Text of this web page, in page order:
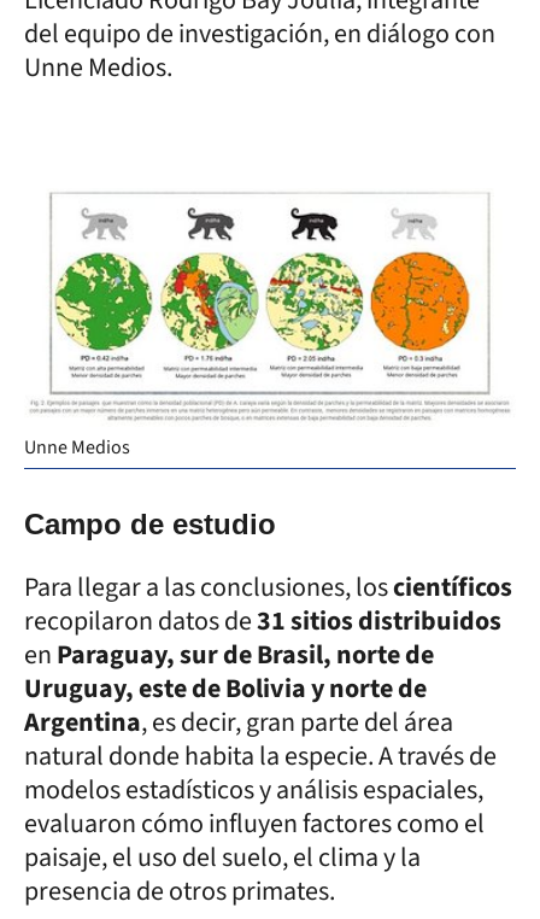
del equipo de investigación, en diálogo con
Unne Medios.
Unne Medios
Campo de estudio
Para llegar a las conclusiones, loscientíficos
recopilaron datos de31 sitios distribuidos
enParaguay, sur de Brasil, norte de
Uruguay, este de Bolivia y norte de
Argentina, es decir, gran parte del área
natural donde habita la especie. A través de
modelos estadísticos y análisis espaciales,
evaluaron cómo influyen factores como el
paisaje, el uso del suelo, el clima y la
presencia de otros primates.